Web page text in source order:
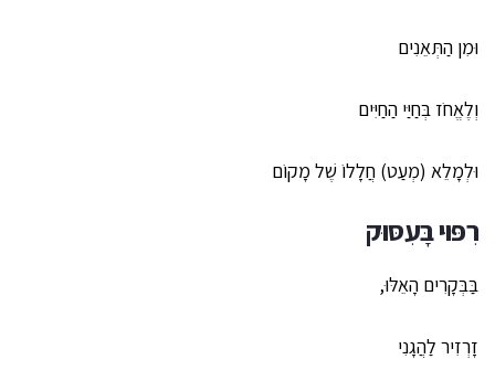
וּמִן הַתְּאֵנִים
וְלֶאֱחֹז בְּחַיַּי הַחַיִּים
וּלְמָלֵא (מְעַט) חֲלָלוֹ שֶׁל מָקוֹם
רִפּוּי בָּעִסּוּק
בַּבְּקָרִים הָאֵלּוּ,
זָרְזִיר לַהֲגָנִי